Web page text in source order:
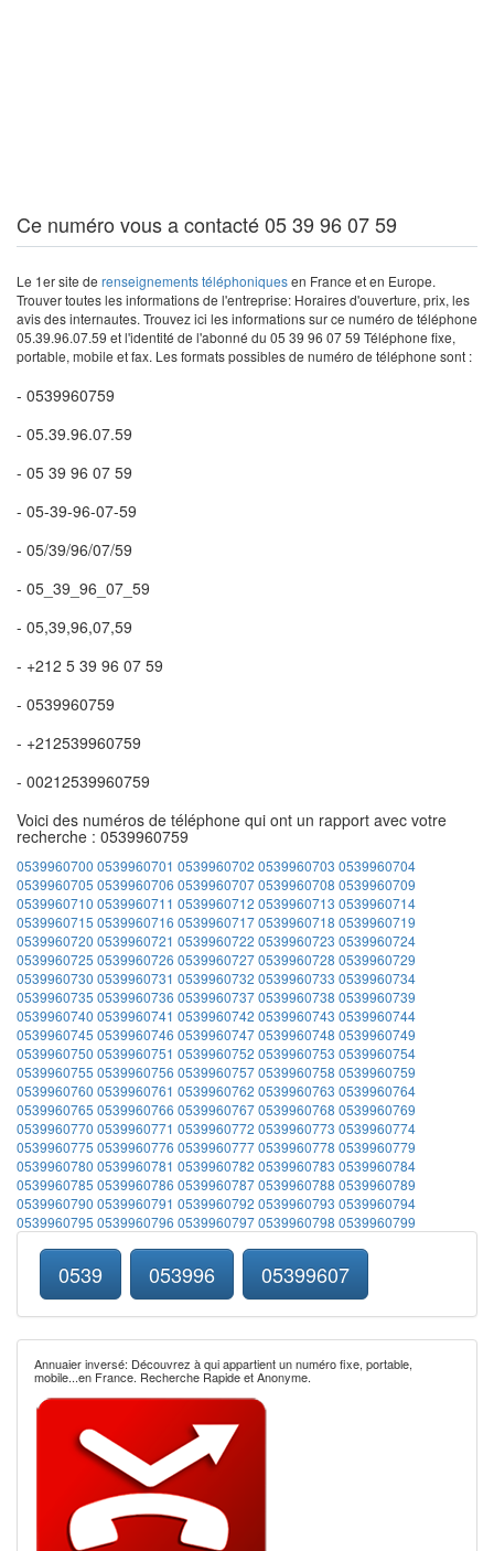
Ce numéro vous a contacté 05 39 96 07 59
Le 1er site de renseignements téléphoniquesen France et en Europe.
Trouver toutes les informations de l'entreprise: Horaires d'ouverture, prix, les
avis des internautes. Trouvez ici les informations sur ce numéro de téléphone
05.39.96.07.59 et l'identité de l'abonné du 05 39 96 07 59 Téléphone fixe,
portable, mobile et fax. Les formats possibles de numéro de téléphone sont :
- 0539960759
- 05.39.96.07.59
- 05 39 96 07 59
- 05-39-96-07-59
- 05/39/96/07/59
- 05_39_96_07_59
- 05,39,96,07,59
- +212 5 39 96 07 59
- 0539960759
- +212539960759
- 00212539960759
Voici des numéros de téléphone qui ont un rapport avec votre
recherche : 0539960759
0539960700 0539960701 0539960702 0539960703 0539960704
0539960705 0539960706 05399607070539960708 0539960709
0539960710 0539960711 0539960712 0539960713 0539960714
0539960715 0539960716 05399607170539960718 0539960719
0539960720 0539960721 0539960722 0539960723 0539960724
0539960725 0539960726 05399607270539960728 0539960729
0539960730 0539960731 0539960732 0539960733 0539960734
0539960735 0539960736 05399607370539960738 0539960739
0539960740 0539960741 0539960742 0539960743 0539960744
0539960745 0539960746 05399607470539960748 0539960749
0539960750 0539960751 0539960752 0539960753 0539960754
0539960755 0539960756 05399607570539960758 0539960759
0539960760 0539960761 0539960762 0539960763 0539960764
0539960765 0539960766 05399607670539960768 0539960769
0539960770 0539960771 0539960772 0539960773 0539960774
0539960775 0539960776 05399607770539960778 0539960779
0539960780 0539960781 0539960782 0539960783 0539960784
0539960785 0539960786 05399607870539960788 0539960789
0539960790 0539960791 0539960792 0539960793 0539960794
0539960795 0539960796 05399607970539960798 0539960799
0539 053996 05399607
Annuaier inversé: Découvrez à qui appartient un numéro fixe, portable,
mobile...en France. Recherche Rapide et Anonyme.